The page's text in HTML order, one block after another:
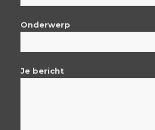
Onderwerp
Je bericht